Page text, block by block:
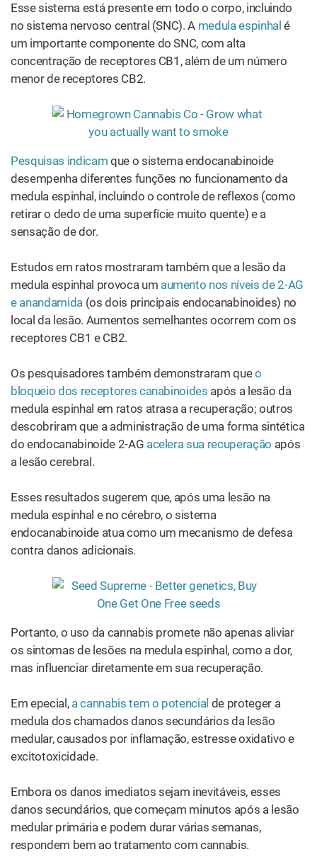
Esse sistema está presente em todo o corpo, incluindo
no sistema nervoso central (SNC). A medula espinhal é
um importante componente do SNC, com alta
concentração de receptores CB1, além de um número
menor de receptores CB2.
Pesquisas indicam que o sistema endocanabinoide
desempenha diferentes funções no funcionamento da
medula espinhal, incluindo o controle de reflexos (como
retirar o dedo de uma superfície muito quente) e a
sensação de dor.
Estudos em ratos mostraram também que a lesão da
medula espinhal provoca um aumento nos níveis de 2-AG
e anandamida(os dois principais endocanabinoides) no
local da lesão. Aumentos semelhantes ocorrem com os
receptores CB1 e CB2.
Os pesquisadores também demonstraram queo
bloqueio dos receptores canabinoides após a lesão da
medula espinhal em ratos atrasa a recuperação; outros
descobriram que a administração de uma forma sintética
do endocanabinoide 2-AG acelera sua recuperação após
a lesão cerebral.
Esses resultados sugerem que, após uma lesão na
medula espinhal e no cérebro, o sistema
endocanabinoide atua como um mecanismo de defesa
contra danos adicionais.
Portanto, o uso da cannabis promete não apenas aliviar
os sintomas de lesões na medula espinhal, como a dor,
mas influenciar diretamente em sua recuperação.
Em epecial, a cannabis tem o potencial de proteger a
medula dos chamados danos secundários da lesão
medular, causados ​​por inflamação, estresse oxidativo e
excitotoxicidade.
Embora os danos imediatos sejam inevitáveis, esses
danos secundários, que começam minutos após a lesão
medular primária e podem durar várias semanas,
respondem bem ao tratamento com cannabis.